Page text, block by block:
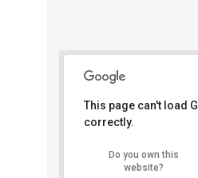
MOnza
Piazza
View Eventi
This page can't load
correctly.
Do you own this
website?